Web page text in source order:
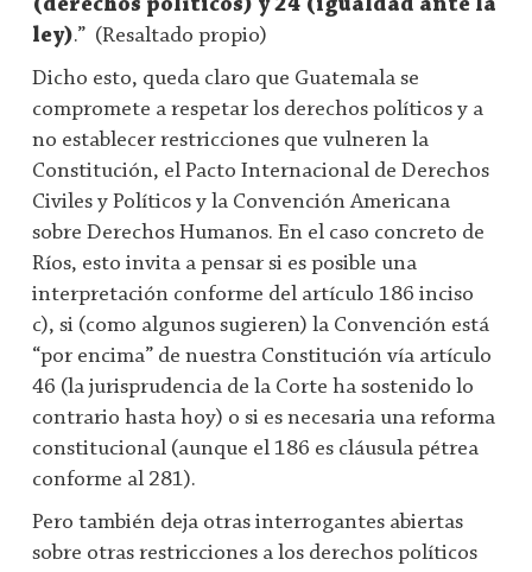
(derechos políticos) y 24 (igualdad ante la
ley).” (Resaltado propio)
Dicho esto, queda claro que Guatemala se
compromete a respetar los derechos políticos y a
no establecer restricciones que vulneren la
Constitución, el Pacto Internacional de Derechos
Civiles y Políticos y la Convención Americana
sobre Derechos Humanos. En el caso concreto de
Ríos, esto invita a pensar si es posible una
interpretación conforme del artículo 186 inciso
c), si (como algunos sugieren) la Convención está
“por encima” de nuestra Constitución vía artículo
46 (la jurisprudencia de la Corte ha sostenido lo
contrario hasta hoy) o si es necesaria una reforma
constitucional (aunque el 186 es cláusula pétrea
conforme al 281).
Pero también deja otras interrogantes abiertas
sobre otras restricciones a los derechos políticos